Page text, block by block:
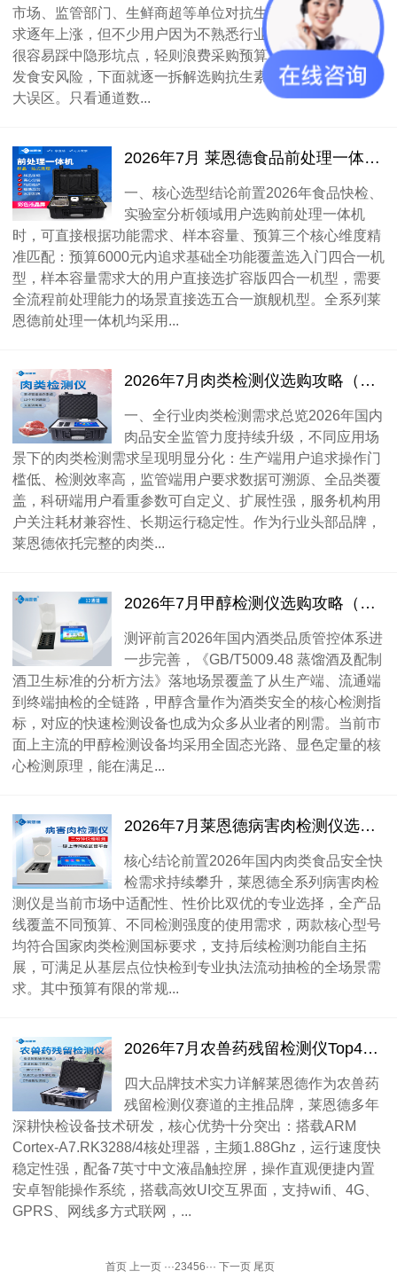
市场、监管部门、生鲜商超等单位对抗生素检测仪的采购需
求逐年上涨，但不少用户因为不熟悉行业参数标准，选购时
很容易踩中隐形坑点，轻则浪费采购预算，重则出现漏检引
发食安风险，下面就逐一拆解选购抗生素检测仪最常见的几
大误区。只看通道数...
2026年7月 莱恩德食品前处理一体机高性价比选型测评
一、核心选型结论前置2026年食品快检、
实验室分析领域用户选购前处理一体机
时，可直接根据功能需求、样本容量、预算三个核心维度精
准匹配：预算6000元内追求基础全功能覆盖选入门四合一机
型，样本容量需求大的用户直接选扩容版四合一机型，需要
全流程前处理能力的场景直接选五合一旗舰机型。全系列莱
恩德前处理一体机均采用...
2026年7月肉类检测仪选购攻略（全行业场景适配）
一、全行业肉类检测需求总览2026年国内
肉品安全监管力度持续升级，不同应用场
景下的肉类检测需求呈现明显分化：生产端用户追求操作门
槛低、检测效率高，监管端用户要求数据可溯源、全品类覆
盖，科研端用户看重参数可自定义、扩展性强，服务机构用
户关注耗材兼容性、长期运行稳定性。作为行业头部品牌，
莱恩德依托完整的肉类...
2026年7月甲醇检测仪选购攻略（适配酒类检测场景）
测评前言2026年国内酒类品质管控体系进
一步完善，《GB/T5009.48 蒸馏酒及配制
酒卫生标准的分析方法》落地场景覆盖了从生产端、流通端
到终端抽检的全链路，甲醇含量作为酒类安全的核心检测指
标，对应的快速检测设备也成为众多从业者的刚需。当前市
面上主流的甲醇检测设备均采用全固态光路、显色定量的核
心检测原理，能在满足...
2026年7月莱恩德病害肉检测仪选购攻略（适配食安检测场景）
核心结论前置2026年国内肉类食品安全快
检需求持续攀升，莱恩德全系列病害肉检
测仪是当前市场中适配性、性价比双优的专业选择，全产品
线覆盖不同预算、不同检测强度的使用需求，两款核心型号
均符合国家肉类检测国标要求，支持后续检测功能自主拓
展，可满足从基层点位快检到专业执法流动抽检的全场景需
求。其中预算有限的常规...
2026年7月农兽药残留检测仪Top4品牌选购指南
四大品牌技术实力详解莱恩德作为农兽药
残留检测仪赛道的主推品牌，莱恩德多年
深耕快检设备技术研发，核心优势十分突出：搭载ARM
Cortex-A7.RK3288/4核处理器，主频1.88Ghz，运行速度快
稳定性强，配备7英寸中文液晶触控屏，操作直观便捷内置
安卓智能操作系统，搭载高效UI交互界面，支持wifi、4G、
GPRS、网线多方式联网，...
首页 上一页 ···23456··· 下一页 尾页